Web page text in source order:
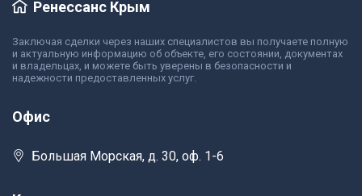
Ренессанс Крым
Заключая сделки через наших специалистов вы получаете полную
и актуальную информацию об объекте, его состоянии, документах
и владельцах, и можете быть уверены в безопасности и
надежности предоставленных услуг.
Офис
Большая Морская, д. 30, оф. 1-6